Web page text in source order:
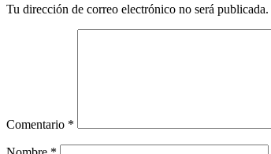
Tu dirección de correo electrónico no será publicada.
Comentario *